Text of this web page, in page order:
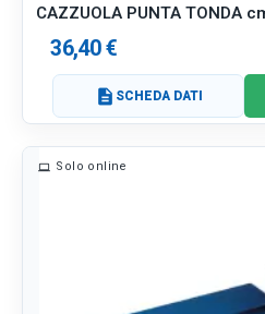
CAZZUOLA PUNTA TONDA
36,40 €
description SCHEDA DATI
Solo online